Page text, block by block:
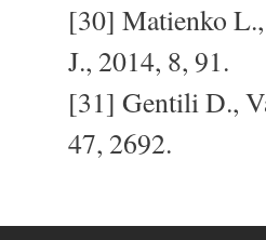
[30] Matienko
J., 2014, 8, 91.
[31] Gentili D.,
47, 2692.